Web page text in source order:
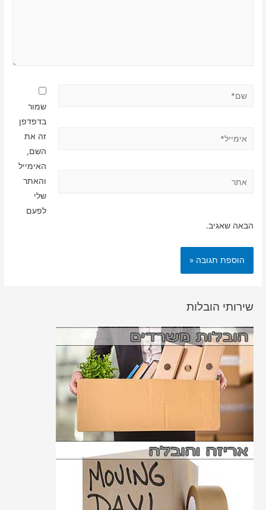
שמור
בדפדפן
זה את
השם,
האימייל
והאתר
שלי
לפעם
הבאה שאגיב.
שירותי הובלות